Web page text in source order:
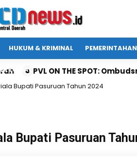
HUKUM & KRIMINAL PEMERINTAHAN
PVL ON THE SPOT:
Bupati Pasuruan Tahun 2024
Bupati Pasuruan